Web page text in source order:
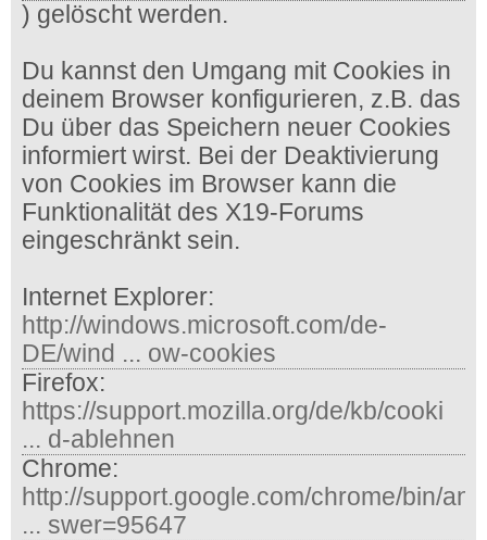
) gelöscht werden.
Du kannst den Umgang mit Cookies in
deinem Browser konfigurieren, z.B. das
Du über das Speichern neuer Cookies
informiert wirst. Bei der Deaktivierung
von Cookies im Browser kann die
Funktionalität des X19-Forums
eingeschränkt sein.
Internet Explorer:
http://windows.microsoft.com/de-
DE/wind ... ow-cookies
Firefox:
https://support.mozilla.org/de/kb/cooki
... d-ablehnen
Chrome:
http://support.google.com/chrome/bin/an
... swer=95647